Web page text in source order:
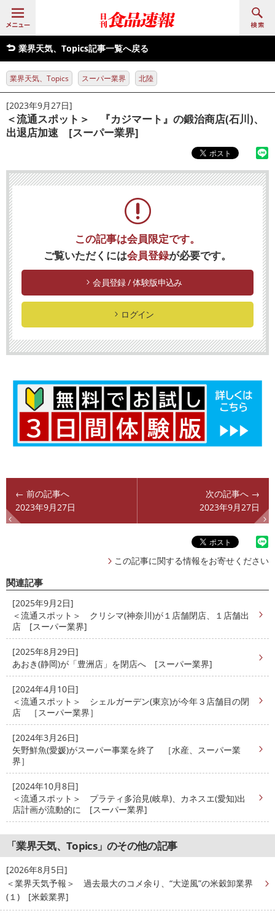
業界天気、Topics記事一覧へ戻る
業界天気、Topics スーパー業界 北陸
[2023年9月27日]
＜流通スポット＞ 『カジマート』の鍛治商店(石川)、
出退店加速 [スーパー業界]
この記事は会員限定です。
ご覧いただくには会員登録が必要です。
会員登録 / 体験版申込み
ログイン
← 前の記事へ
2023年9月27日
次の記事へ →
2023年9月27日
この記事に関する情報をお寄せください
関連記事
[2025年9月2日]
＜流通スポット＞ クリシマ(神奈川)が１店舗閉店、１店舗出
店 [スーパー業界]
[2025年8月29日]
あおき(静岡)が「豊洲店」を閉店へ [スーパー業界]
[2024年4月10日]
＜流通スポット＞ シェルガーデン(東京)が今年３店舗目の閉
店 ［スーパー業界］
[2024年3月26日]
矢野鮮魚(愛媛)がスーパー事業を終了 ［水産、スーパー業
界］
[2024年10月8日]
＜流通スポット＞ プラティ多治見(岐阜)、カネスエ(愛知)出
店計画が流動的に [スーパー業界]
「業界天気、Topics」のその他の記事
[2026年8月5日]
＜業界天気予報＞ 過去最大のコメ余り、“大逆風”の米穀卸業界
(１) [米穀業界]